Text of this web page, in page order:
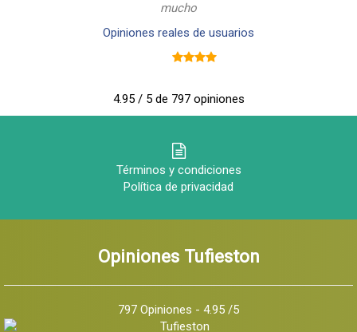
mucho
Opiniones reales de usuarios
4.95 / 5 de 797 opiniones
Términos y condiciones
Política de privacidad
Opiniones Tufieston
797 Opiniones - 4.95 /5